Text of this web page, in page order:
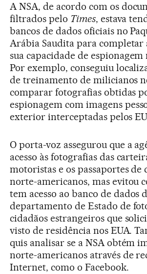
A NSA, de acordo com os
filtrados pelo Times, estava
bancos de dados oficiais no
Arábia Saudita para completar
sua capacidade de espionagem
Por exemplo, conseguiu
de treinamento de milicianos
comparar fotografias obtidas
espionagem com imagens
exterior interceptadas pelos
O porta-voz assegurou que a
acesso às fotografias das
motoristas e os passaportes de
norte-americanos, mas evitou
tem acesso ao banco de dados
departamento de Estado de
cidadãos estrangeiros que
visto de residência nos EUA.
quis analisar se a NSA obtém
norte-americanos através de
Internet, como o Facebook.